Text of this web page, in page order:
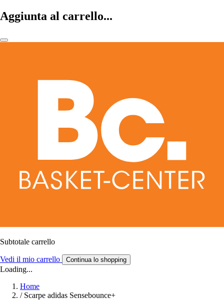
Aggiunta al carrello...
Subtotale carrello
Vedi il mio carrello Continua lo shopping
Loading...
Home
/ Scarpe adidas Sensebounce+